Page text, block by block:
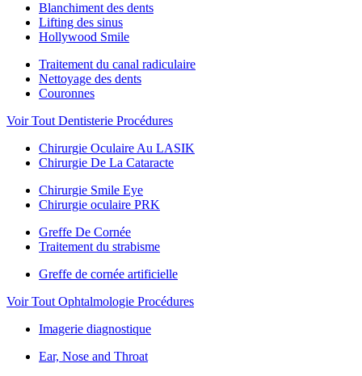
Blanchiment des dents
Lifting des sinus
Hollywood Smile
Traitement du canal radiculaire
Nettoyage des dents
Couronnes
Voir Tout Dentisterie Procédures
Chirurgie Oculaire Au LASIK
Chirurgie De La Cataracte
Chirurgie Smile Eye
Chirurgie oculaire PRK
Greffe De Cornée
Traitement du strabisme
Greffe de cornée artificielle
Voir Tout Ophtalmologie Procédures
Imagerie diagnostique
Ear, Nose and Throat